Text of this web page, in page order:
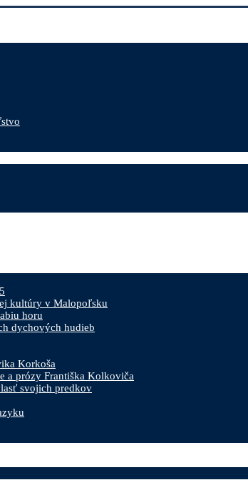
kultúry v Malopoľsku
horu
dychových hudieb
Korkoša
a prózy Františka Kolkoviča
svojich predkov